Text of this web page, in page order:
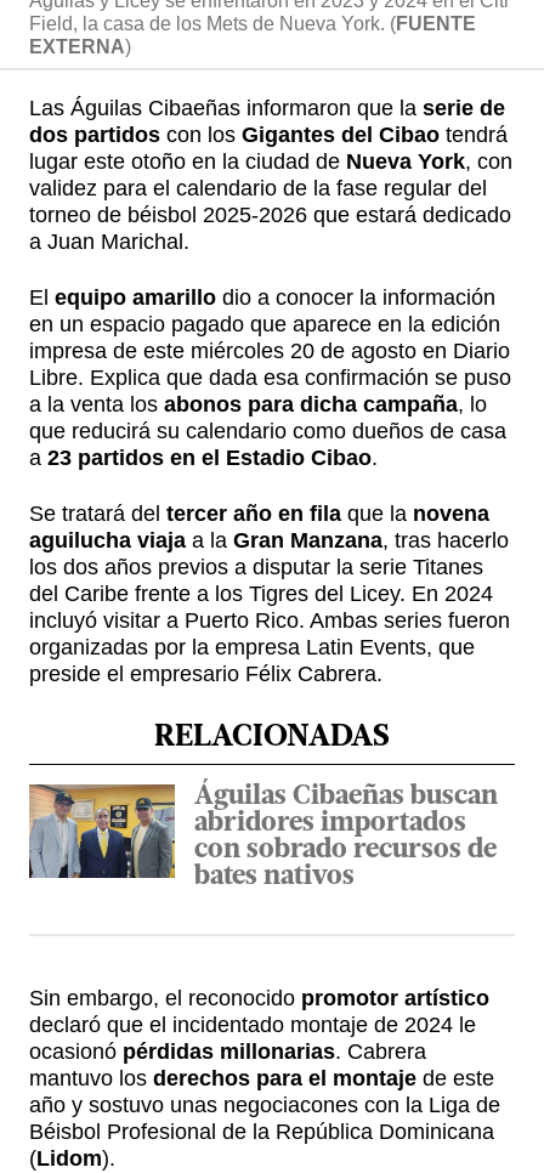
Field, la casa de los Mets de Nueva York. (FUENTE
EXTERNA)
Las Águilas Cibaeñas informaron que la serie de
dos partidos con los Gigantes del Cibao tendrá
lugar este otoño en la ciudad de Nueva York, con
validez para el calendario de la fase regular del
torneo de béisbol 2025-2026 que estará dedicado
a Juan Marichal.
El equipo amarillo dio a conocer la información
en un espacio pagado que aparece en la edición
impresa de este miércoles 20 de agosto en Diario
Libre. Explica que dada esa confirmación se puso
a la venta los abonos para dicha campaña, lo
que reducirá su calendario como dueños de casa
a 23 partidos en el Estadio Cibao.
Se tratará del tercer año en fila que la novena
aguilucha viaja a la Gran Manzana, tras hacerlo
los dos años previos a disputar la serie Titanes
del Caribe frente a los Tigres del Licey. En 2024
incluyó visitar a Puerto Rico. Ambas series fueron
organizadas por la empresa Latin Events, que
preside el empresario Félix Cabrera.
RELACIONADAS
Águilas Cibaeñas buscan
abridores importados
con sobrado recursos de
bates nativos
Sin embargo, el reconocido promotor artístico
declaró que el incidentado montaje de 2024 le
ocasionó pérdidas millonarias. Cabrera
mantuvo los derechos para el montaje de este
año y sostuvo unas negociacones con la Liga de
Béisbol Profesional de la República Dominicana
(Lidom).